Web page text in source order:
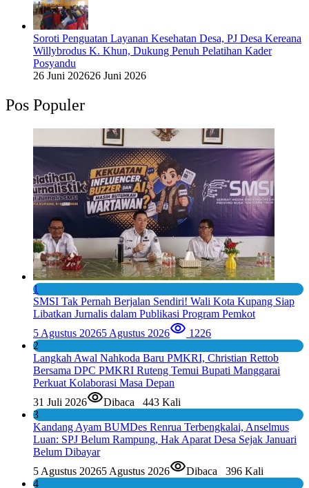
Soroti Penguatan Layanan Kesehatan Desa, PJ Desa Kereana
Willybrodus K. Khun, Dukung Penuh Pelatihan Kader
Posyandu
26 Juni 202626 Juni 2026
Pos Populer
1
SMSI Tak Pernah Berjalan Sendiri! Wali Kota Kupang Siap
Libatkan Jurnalis dalam Publikasi Program Pemkot
5 Agustus 20265 Agustus 2026
1226
2
Langkah Awal Nahkoda Baru PMKRI, Christian Rettob
Bersama DPC PMKRI Ruteng Temui Bupati Manggarai
Perkuat Kolaborasi Masa Depan
31 Juli 2026
Dibaca 443 Kali
3
Kandang Ayam BUMDes Renrua Terbengkalai, Anselmus
Luan: SPJ Belum Rampung, Hak Aparat Desa Sejak Januari
Belum Dibayar
5 Agustus 20265 Agustus 2026 Dibaca 396 Kali
4